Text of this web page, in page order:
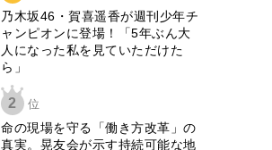
乃木坂46・賀喜遥香が週刊少年チ
ャンピオンに登場！「5年ぶん大
人になった私を見ていただけた
ら」
2 位
​命の現場を守る「働き方改革」の
真実。晃友会が示す持続可能な地